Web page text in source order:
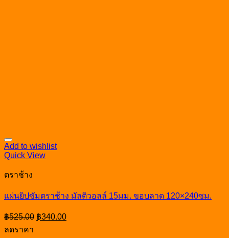
Add to wishlist
Quick View
ตราช้าง
แผ่นยิปซัมตราช้าง มัลติวอลล์ 15มม. ขอบลาด 120×240ซม.
฿525.00 Original
price
฿340.00Current
price
ลดราคา